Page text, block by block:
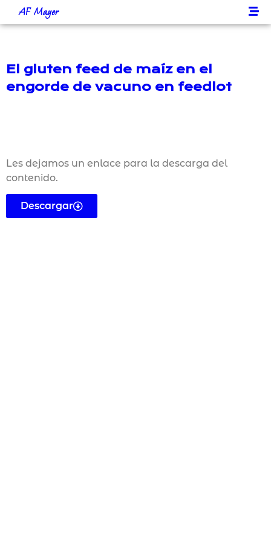
AF Mayer
El gluten feed de maíz en el
engorde de vacuno en feedlot
Les dejamos un enlace para la descarga del
contenido.
Descargar